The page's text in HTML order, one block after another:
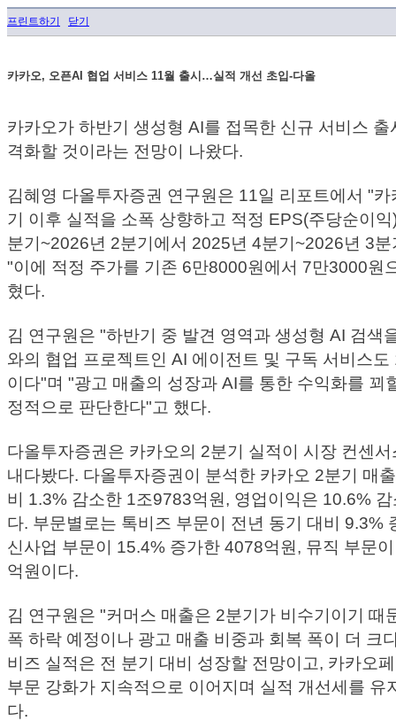
프린트하기 닫기
카카오, 오픈AI 협업 서비스 11월 출시…실적 개선 초입-다올
카카오가 하반기 생성형 AI를 접목한 신규 서비스
격화할 것이라는 전망이 나왔다.
김혜영 다올투자증권 연구원은 11일 리포트에서 "
기 이후 실적을 소폭 상향하고 적정 EPS(주당순이
분기~2026년 2분기에서 2025년 4분기~2026년 3
"이에 적정 주가를 기존 6만8000원에서 7만3000원
혔다.
김 연구원은 "하반기 중 발견 영역과 생성형 AI 검색
와의 협업 프로젝트인 AI 에이전트 및 구독 서비스
이다"며 "광고 매출의 성장과 AI를 통한 수익화를 꾀
정적으로 판단한다"고 했다.
다올투자증권은 카카오의 2분기 실적이 시장 컨센
내다봤다. 다올투자증권이 분석한 카카오 2분기 매
비 1.3% 감소한 1조9783억원, 영업이익은 10.6%
다. 부문별로는 톡비즈 부문이 전년 동기 대비 9.3%
신사업 부문이 15.4% 증가한 4078억원, 뮤직 부문
억원이다.
김 연구원은 "커머스 매출은 2분기가 비수기이기 때
폭 하락 예정이나 광고 매출 비중과 회복 폭이 더 크
비즈 실적은 전 분기 대비 성장할 전망이고, 카카오
부문 강화가 지속적으로 이어지며 실적 개선세를 유
다.